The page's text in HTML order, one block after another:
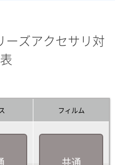
ーズアクセサリ対
フィルム
共通